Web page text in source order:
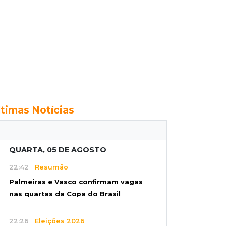
Notícias
QUARTA, 05 DE AGOSTO
22:42 Resumão
Palmeiras e Vasco confirmam vagas
nas quartas da Copa do Brasil
22:26 Eleições 2026